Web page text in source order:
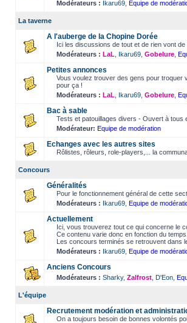
Modérateurs : Ikaru69 Equipe de
La taverne
A l'auberge de la Chopine Dorée
Ici les discussions de tout et de rien vont
Modérateurs : LaL Ikaru69 Gobelure
Petites annonces
Vous voulez trouver des gens pour troquer
pour ça !
Modérateurs : LaL Ikaru69 Gobelure
Bac à sable
Tests et patouillages divers - Ouvert à tous
Modérateur: Equipe de modération
Echanges avec les autres sites
Rôlistes, rôleurs, role-players,... la
Concours
Généralités
Pour le fonctionnement général de cette
Modérateurs : Ikaru69 Equipe de
Actuellement
Ici, vous trouverez tout ce qui concerne le
Ce contenu varie donc en fonction du temps.
Les concours terminés se retrouvent dans
Modérateurs : Ikaru69 Equipe de
Anciens Concours
Modérateurs : Sharky, Zalfrost D'Eon
L'équipe
Recrutement modération et
On a toujours besoin de bonnes volontés